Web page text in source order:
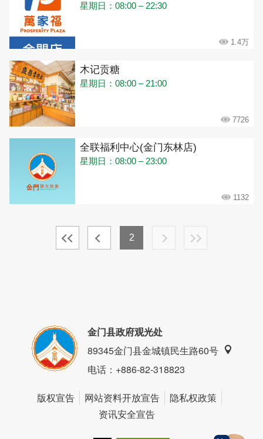
星期日：08:00 – 22:30
1.4万
木记贡糖
星期日：08:00 – 21:00
7726
全联福利中心(金门东林店)
星期日：08:00 – 23:00
1132
2
金门县政府观光处
89345金门县金城镇民生路60号
电话：+886-82-318823
版权宣告 网站资料开放宣告
隐私权政策
资讯安全宣告